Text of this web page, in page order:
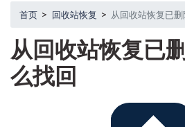
首页 > 回收站恢复 > 从回收站恢复已
从回收站恢复已
么找回